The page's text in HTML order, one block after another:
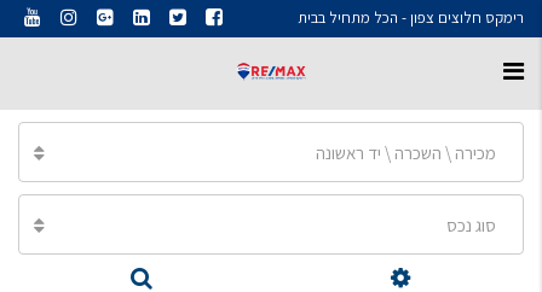
רימקס חלוצים צפון - הכל מתחיל בבית
מכירה \ השכרה \ יד ראשונה
סוג נכס